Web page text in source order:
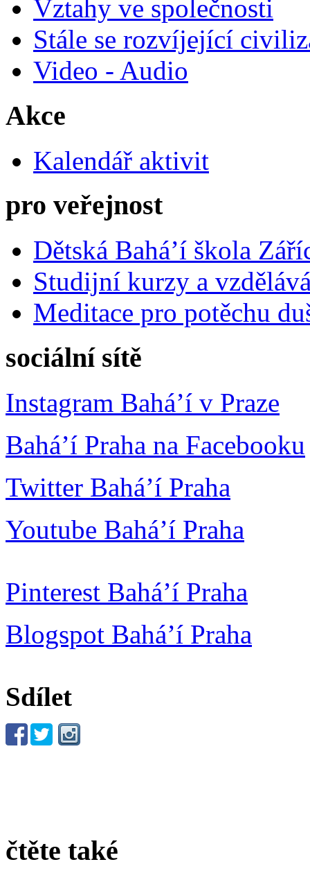
Vztahy ve společnosti
Stále se rozvíjející
Video - Audio
Akce
Kalendář aktivit
pro veřejnost
Dětská Bahá’í škola
Studijní kurzy a
Meditace pro potěchu
sociální sítě
Instagram Bahá’í v Praze
Bahá’í Praha na Facebooku
Twitter Bahá’í Praha
Youtube Bahá’í Praha
Pinterest Bahá’í Praha
Blogspot Bahá’í Praha
Sdílet
čtěte také